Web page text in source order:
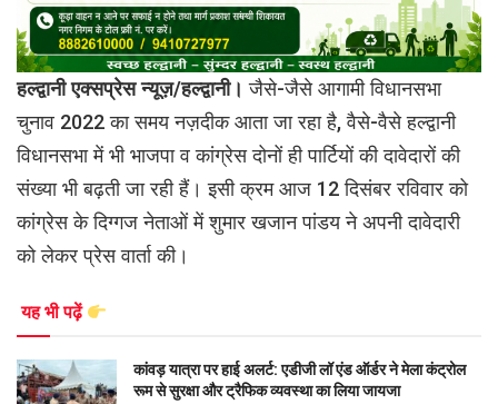
हल्द्वानी एक्सप्रेस न्यूज़/हल्द्वानी।जैसे-जैसे आगामी विधानसभा
चुनाव 2022 का समय नज़दीक आता जा रहा है, वैसे-वैसे हल्द्वानी
विधानसभा में भी भाजपा व कांग्रेस दोनों ही पार्टियों की दावेदारों की
संख्या भी बढ़ती जा रही हैं। इसी क्रम आज 12 दिसंबर रविवार को
कांग्रेस के दिग्गज नेताओं में शुमार खजान पांडय ने अपनी दावेदारी
को लेकर प्रेस वार्ता की।
यह भी पढ़ें
कांवड़ यात्रा पर हाई अलर्ट: एडीजी लॉ एंड ऑर्डर ने मेला कंट्रोल
रूम से सुरक्षा और ट्रैफिक व्यवस्था का लिया जायजा